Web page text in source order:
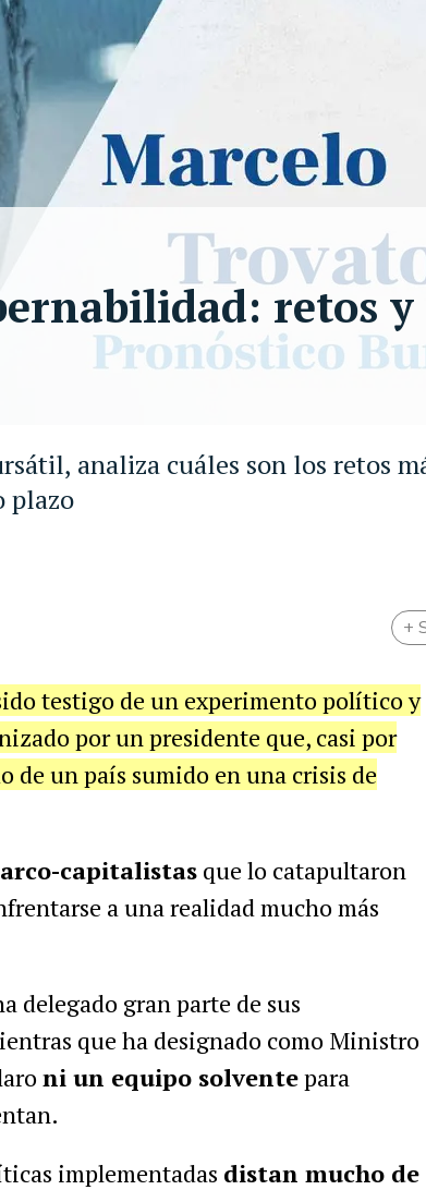
analiza cuáles son los retos
plazo
retos y
+
testigo de un experimento político y
por un presidente que, casi por
de un país sumido en una crisis de
capitalistasque lo catapultaron
a una realidad mucho más
delegado gran parte de sus
que ha designado como Ministro
ni un equipo solventepara
implementadas distan mucho de